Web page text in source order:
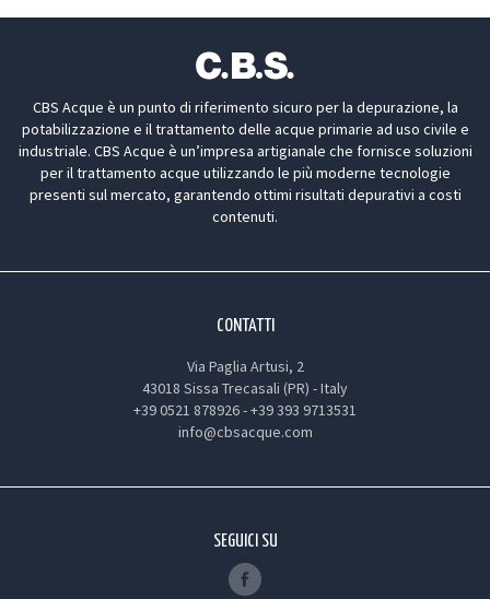
CBS Acque è un punto di riferimento sicuro per la depurazione, la
potabilizzazione e il trattamento delle acque primarie ad uso civile e
industriale. CBS Acque è un’impresa artigianale che fornisce soluzioni
per il trattamento acque utilizzando le più moderne tecnologie
presenti sul mercato, garantendo ottimi risultati depurativi a costi
contenuti.
CONTATTI
Via Paglia Artusi, 2
43018 Sissa Trecasali (PR) - Italy
+39 0521 878926-+39 393 9713531
info@cbsacque.com
SEGUICI SU